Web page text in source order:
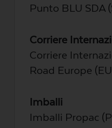
Punto BLU SDA
Corriere
Corriere
Road Europe
Imballi
Imballi Propac